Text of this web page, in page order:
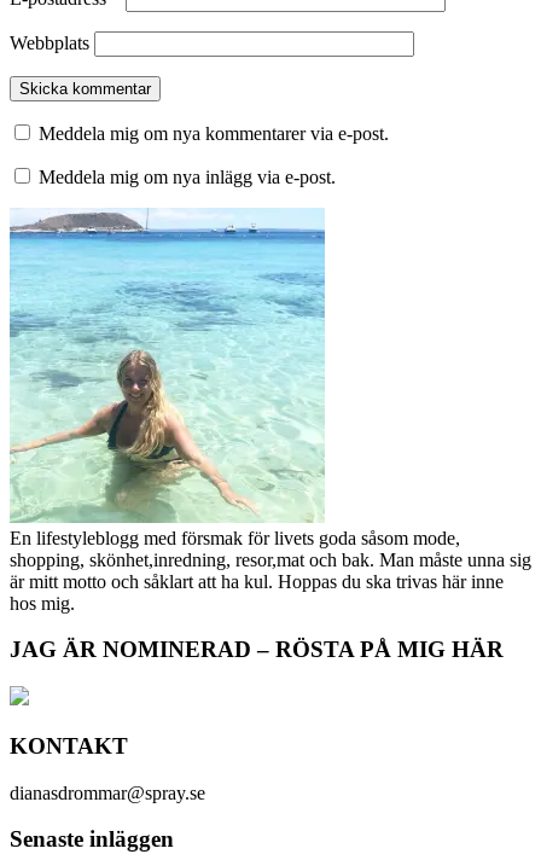
Webbplats
Meddela mig om nya kommentarer via e-post.
Meddela mig om nya inlägg via e-post.
En lifestyleblogg med försmak för livets goda såsom mode,
shopping, skönhet,inredning, resor,mat och bak. Man måste unna sig
är mitt motto och såklart att ha kul. Hoppas du ska trivas här inne
hos mig.
JAG ÄR NOMINERAD – RÖSTA PÅ MIG HÄR
KONTAKT
dianasdrommar@spray.se
Senaste inläggen